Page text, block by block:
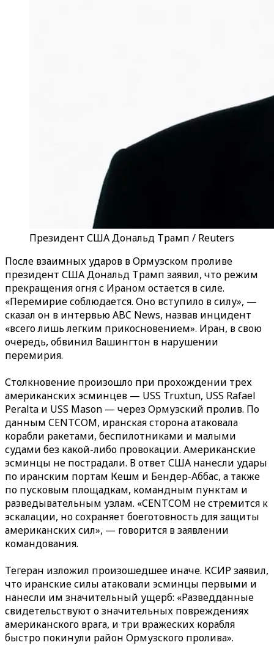
Президент США Дональд Трамп / Reuters
После взаимных ударов в Ормузском проливе
президент США Дональд Трамп заявил, что режим
прекращения огня с Ираном остается в силе.
«Перемирие соблюдается. Оно вступило в силу», —
сказал он в интервью ABC News, назвав инцидент
«всего лишь легким прикосновением». Иран, в свою
очередь, обвинил Вашингтон в нарушении
перемирия.
Столкновение произошло при прохождении трех
американских эсминцев — USS Truxtun, USS Rafael
Peralta и USS Mason — через Ормузский пролив. По
данным CENTCOM, иранская сторона атаковала
корабли ракетами, беспилотниками и малыми
судами без какой-либо провокации. Американские
эсминцы не пострадали. В ответ США нанесли удары
по иранским портам Кешм и Бендер-Аббас, а также
по пусковым площадкам, командным пунктам и
разведывательным узлам. «CENTCOM не стремится к
эскалации, но сохраняет боеготовность для защиты
американских сил», — говорится в заявлении
командования.
Тегеран изложил произошедшее иначе. КСИР заявил,
что иранские силы атаковали эсминцы первыми и
нанесли им значительный ущерб: «Разведданные
свидетельствуют о значительных повреждениях
американского врага, и три вражеских корабля
быстро покинули район Ормузского пролива».